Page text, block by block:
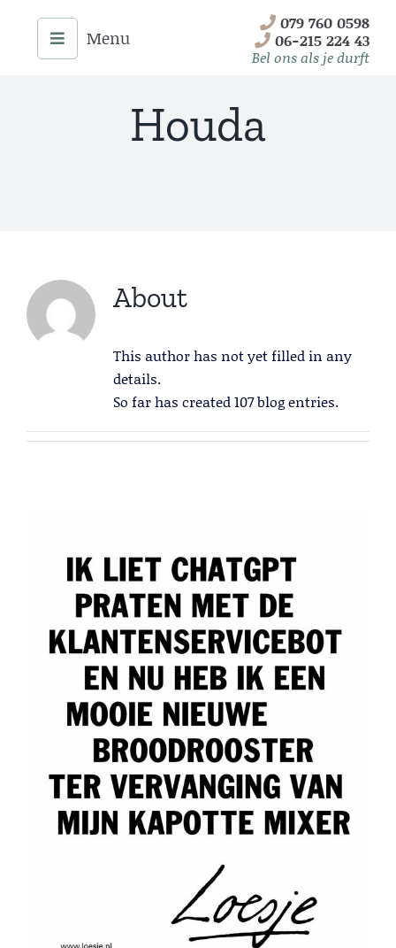
content
079 760 0598
06-215 224 43
Bel ons als je durft
Houda
About
This author has not yet filled in any
details.
So far has created 107 blog entries.
Menu
Onze Diensten
Lead Generation B2B
Cold calling
Lead Generation B2B
Lees meer